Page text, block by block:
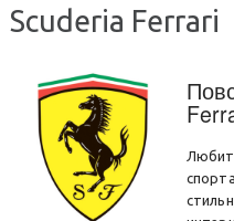
Scuderia Ferrari